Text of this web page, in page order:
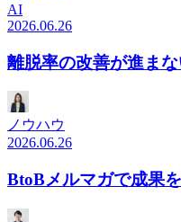
AI
2026.06.26
離脱率の改善が進ま
ノウハウ
2026.06.26
BtoBメルマガで成果